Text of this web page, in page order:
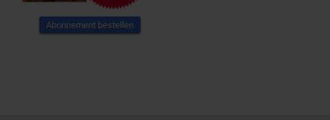
Abonnement bestellen